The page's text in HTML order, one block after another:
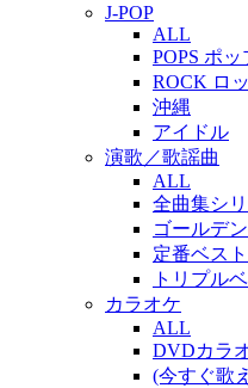
J-POP
ALL
POPS ポッ
ROCK ロ
沖縄
アイドル
演歌／歌謡曲
ALL
全曲集シ
ゴールデ
定番ベス
トリプル
カラオケ
ALL
DVDカラ
(今すぐ歌